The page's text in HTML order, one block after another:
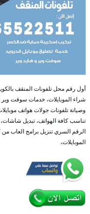
أول رقم محل تلفونات المنقف
شراء الموبايلات، خدمات سوفت
وصيانة تلفونات جولات هواتف
تناسب كافة الهواتف، تبديل
الرقم السري تنزيل برامج العاب من
الموبايلات،